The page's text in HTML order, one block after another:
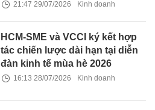
21:47 29/07/2026 Kinh doanh
HCM-SME và VCCI ký kết hợp
tác chiến lược dài hạn tại diễn
đàn kinh tế mùa hè 2026
16:13 28/07/2026 Kinh doanh